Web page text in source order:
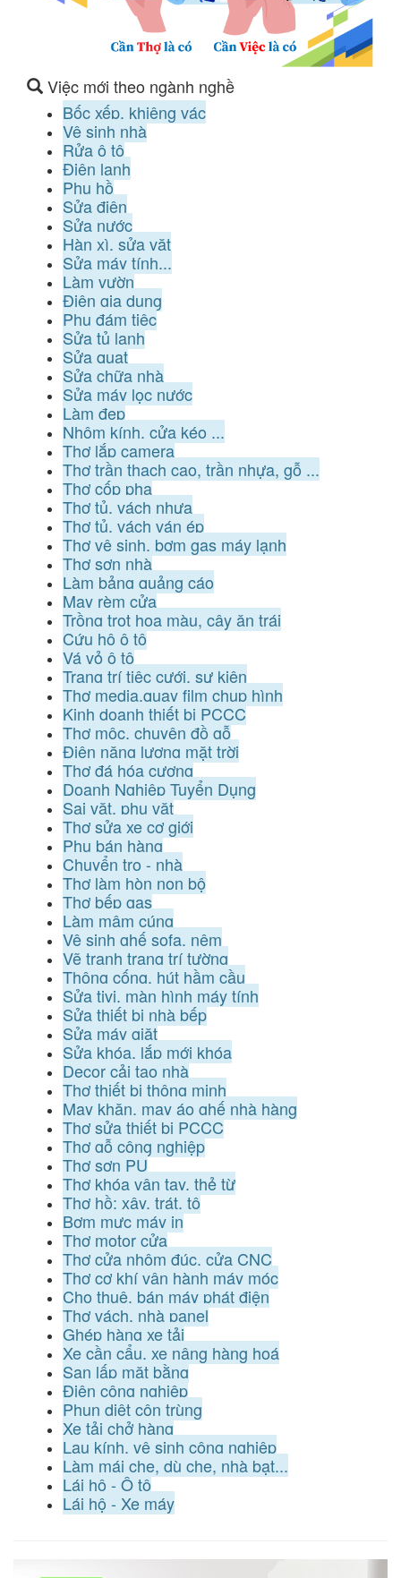
Việc mới theo ngành nghề
Bốc xếp, khiêng vác
Vệ sinh nhà
Rửa ô tô
Điện lạnh
Phụ hồ
Sửa điện
Sửa nước
Hàn xì, sửa vặt
Sửa máy tính...
Làm vườn
Điện gia dụng
Phụ đám tiệc
Sửa tủ lạnh
Sửa quạt
Sửa chữa nhà
Sửa máy lọc nước
Làm đẹp
Nhôm kính, cửa kéo ...
Thợ lắp camera
Thợ trần thạch cao, trần nhựa, gỗ ...
Thợ cốp pha
Thợ tủ, vách nhựa
Thợ tủ, vách ván ép
Thợ vệ sinh, bơm gas máy lạnh
Thợ sơn nhà
Làm bảng quảng cáo
May rèm cửa
Trồng trọt hoa màu, cây ăn trái
Cứu hộ ô tô
Vá vỏ ô tô
Trang trí tiệc cưới, sự kiện
Thợ media,quay film chụp hình
Kinh doanh thiết bị PCCC
Thợ mộc, chuyên đồ gỗ
Điện năng lượng mặt trời
Thợ đá hóa cương
Doanh Nghiệp Tuyển Dụng
Sai vặt, phụ vặt
Thợ sửa xe cơ giới
Phụ bán hàng
Chuyển trọ - nhà
Thợ làm hòn non bộ
Thợ bếp gas
Làm mâm cúng
Vệ sinh ghế sofa, nệm
Vẽ tranh trang trí tường
Thông cống, hút hầm cầu
Sửa tivi, màn hình máy tính
Sửa thiết bị nhà bếp
Sửa máy giặt
Sửa khóa, lắp mới khóa
Decor cải tạo nhà
Thợ thiết bị thông minh
May khăn, may áo ghế nhà hàng
Thợ sửa thiết bị PCCC
Thợ gỗ công nghiệp
Thợ sơn PU
Thợ khóa vân tay, thẻ từ
Thợ hồ: xây, trát, tô
Bơm mực máy in
Thợ motor cửa
Thợ cửa nhôm đúc, cửa CNC
Thợ cơ khí vận hành máy móc
Cho thuê, bán máy phát điện
Thợ vách, nhà panel
Ghép hàng xe tải
Xe cần cẩu, xe nâng hàng hoá
San lấp mặt bằng
Điện công nghiệp
Phun diệt côn trùng
Xe tải chở hàng
Lau kính, vệ sinh công nghiệp
Làm mái che, dù che, nhà bạt...
Lái hộ - Ô tô
Lái hộ - Xe máy